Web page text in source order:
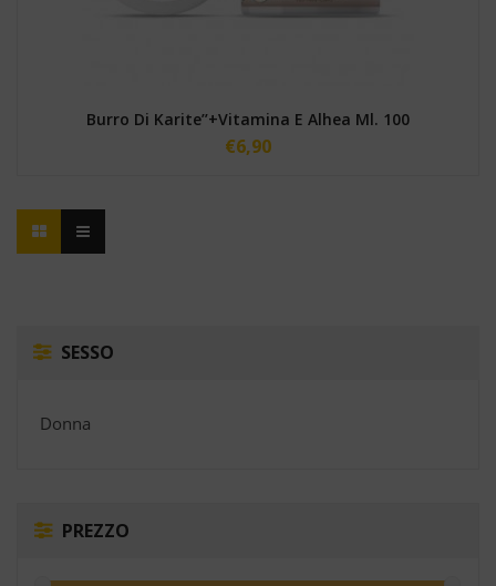
SESSO
Donna
PREZZO
Burro Di Karite’’+Vitamina E Alhea Ml. 100
€6,90